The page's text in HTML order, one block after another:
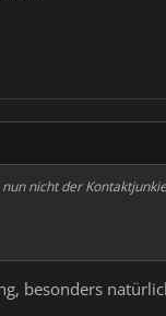
nicht der Kontaktjunkie
besonders